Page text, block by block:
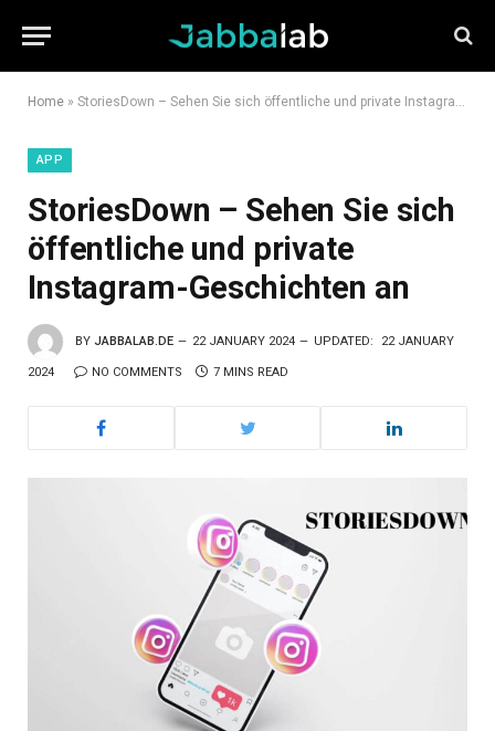
Home » StoriesDown – Sehen Sie sich öffentliche und private Instagram-Geschichten an
APP
StoriesDown – Sehen Sie sich
öffentliche und private
Instagram-Geschichten an
BY JABBALAB.DE 22 JANUARY 2024 UPDATED: 22 JANUARY
2024 NO COMMENTS 7 MINS READ